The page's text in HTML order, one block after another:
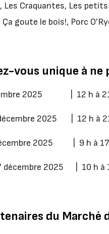
Les Craquantes, Les petits
goute le bois!, Porc
vous unique à ne
2025 | 12 h à
2025 | 12 h à
2025 | 9 h à
décembre 2025 | 10 h à
du Marché